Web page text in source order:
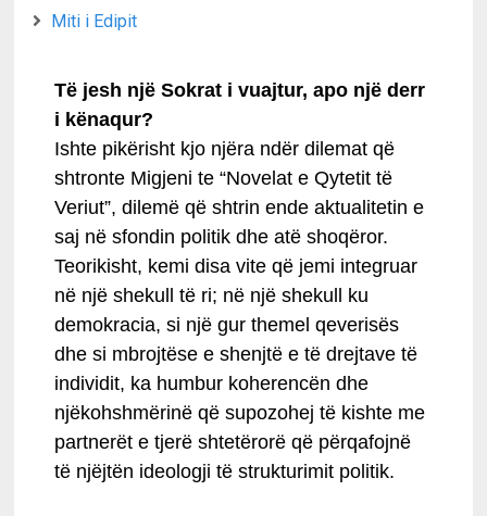
Miti i Edipit
Të jesh një Sokrat i vuajtur, apo një derr
i kënaqur?
Ishte pikërisht kjo njëra ndër dilemat që
shtronte Migjeni te “Novelat e Qytetit të
Veriut”, dilemë që shtrin ende aktualitetin e
saj në sfondin politik dhe atë shoqëror.
Teorikisht, kemi disa vite që jemi integruar
në një shekull të ri; në një shekull ku
demokracia, si një gur themel qeverisës
dhe si mbrojtëse e shenjtë e të drejtave të
individit, ka humbur koherencën dhe
njëkohshmërinë që supozohej të kishte me
partnerët e tjerë shtetërorë që përqafojnë
të njëjtën ideologji të strukturimit politik.